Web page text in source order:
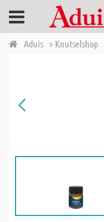
Aduis > Knutselshop